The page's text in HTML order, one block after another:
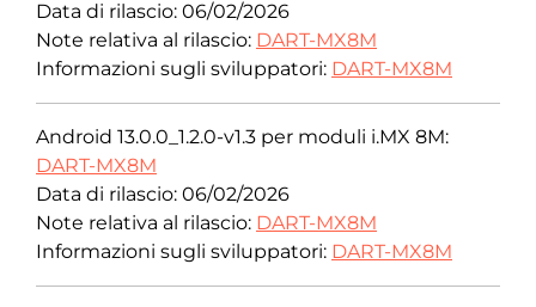
Data di rilascio: 06/02/2026
Note relativa al rilascio: DART-MX8M
Informazioni sugli sviluppatori: DART-MX8M
Android 13.0.0_1.2.0-v1.3 per moduli i.MX 8M:
DART-MX8M
Data di rilascio: 06/02/2026
Note relativa al rilascio: DART-MX8M
Informazioni sugli sviluppatori: DART-MX8M